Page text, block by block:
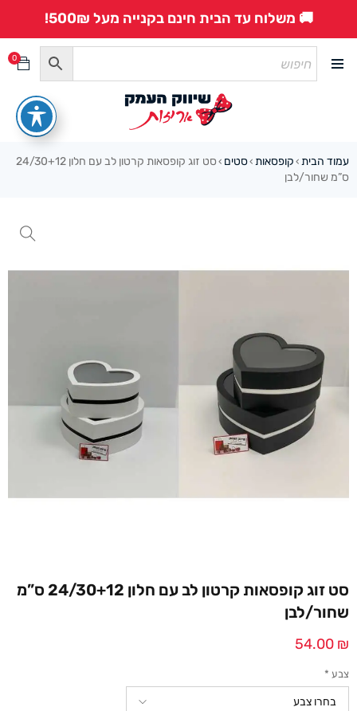
🚚 משלוח עד הבית חינם בקנייה מעל 500₪!
0
עמוד הבית › קופסאות ›סטים ›
סט זוג קופסאות קרטון לב עם חלון 24/30+12
ס”מ שחור/לבן
סט זוג קופסאות קרטון לב עם חלון 24/30+12 ס”מ
שחור/לבן
54.00 ₪
צבע *